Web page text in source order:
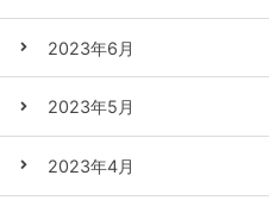
2023年6月
2023年5月
2023年4月